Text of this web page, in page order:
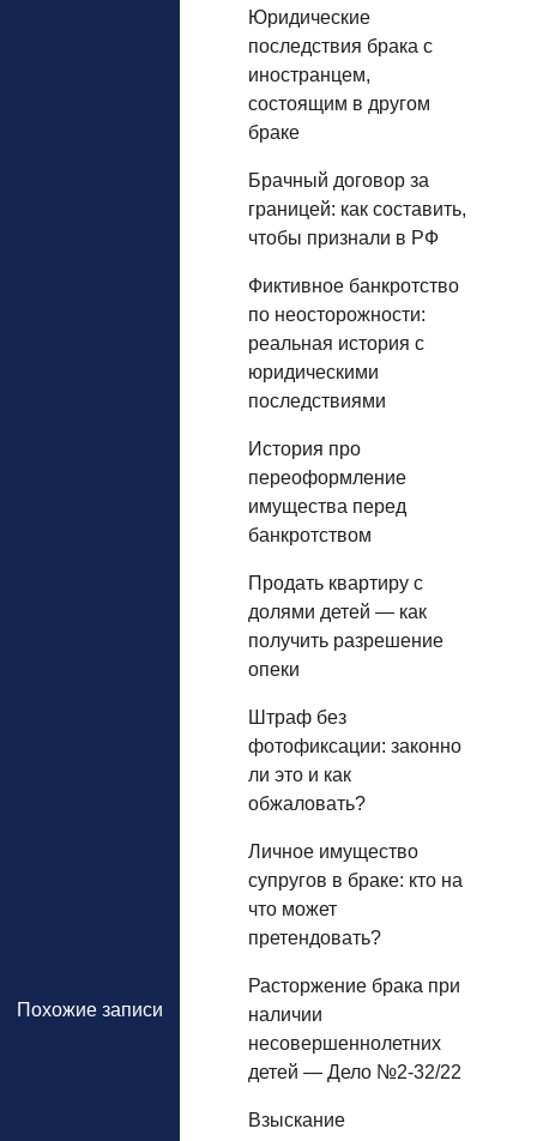
Похожие записи
Юридические
последствия брака с
иностранцем,
состоящим в другом
браке
Брачный договор за
границей: как составить,
чтобы признали в РФ
Фиктивное банкротство
по неосторожности:
реальная история с
юридическими
последствиями
История про
переоформление
имущества перед
банкротством
Продать квартиру с
долями детей — как
получить разрешение
опеки
Штраф без
фотофиксации: законно
ли это и как
обжаловать?
Личное имущество
супругов в браке: кто на
что может
претендовать?
Расторжение брака при
наличии
несовершеннолетних
детей — Дело №2-32/22
Взыскание